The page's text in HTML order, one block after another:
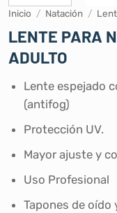
Inicio / Natación /
LENTE PARA
ADULTO
Lente espejado
(antifog)
Protección UV.
Mayor ajuste y
Uso Profesional
Tapones de oído